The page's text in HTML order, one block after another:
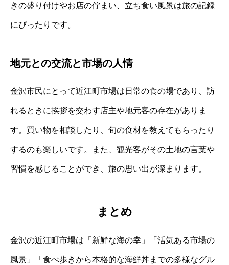
きの盛り付けやお店の佇まい、立ち食い風景は旅の記録
にぴったりです。
地元との交流と市場の人情
金沢市民にとって近江町市場は日常の食の場であり、訪
れるときに挨拶を交わす店主や地元客の存在がありま
す。買い物を相談したり、旬の食材を教えてもらったり
するのも楽しいです。また、観光客がその土地の言葉や
習慣を感じることができ、旅の思い出が深まります。
まとめ
金沢の近江町市場は「新鮮な海の幸」「活気ある市場の
風景」「食べ歩きから本格的な海鮮丼までの多様なグル